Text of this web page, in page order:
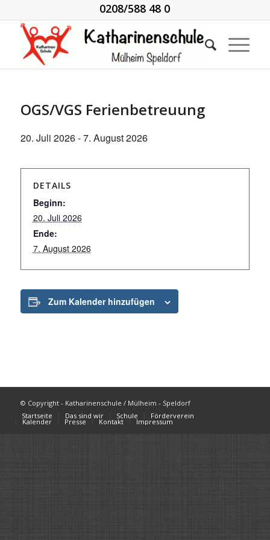
0208/588 48 0
OGS/VGS Ferienbetreuung
20. Juli 2026-7. August 2026
DETAILS
Beginn:
20. Juli 2026
Ende:
7. August 2026
Zum Kalender hinzufügen
© Copyright - Katharinenschule / Mülheim - Speldorf
Startseite
Das sind wir Schule Förderverein
Kalender Presse Kontakt Impressum